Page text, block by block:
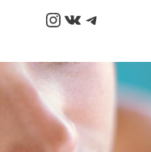
Instagram
ВКонтакте